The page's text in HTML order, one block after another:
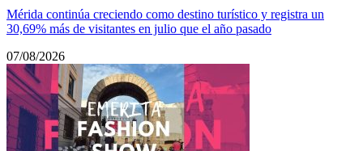
Mérida continúa creciendo como destino turístico y registra un
30,69% más de visitantes en julio que el año pasado
07/08/2026